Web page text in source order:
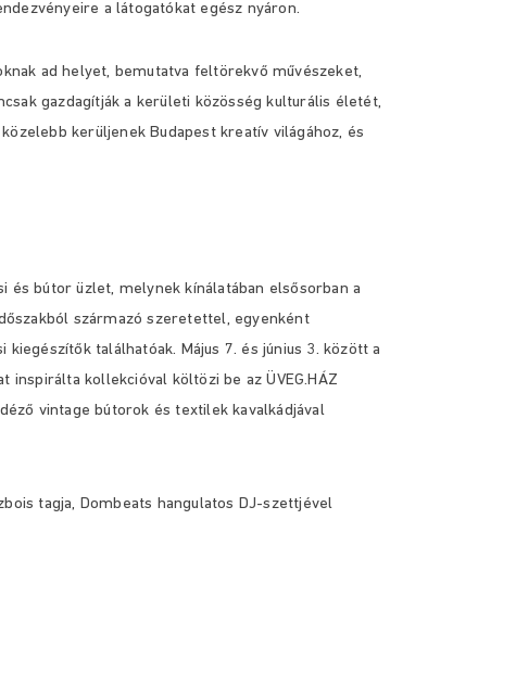
a látogatókat egész nyáron.
ad helyet, bemutatva feltörekvő művészeket,
gazdagítják a kerületi közösség kulturális életét,
kerüljenek Budapest kreatív világához, és
bútor üzlet, melynek kínálatában elsősorban a
származó szeretettel, egyenként
találhatóak. Május 7. és június 3. között a
kollekcióval költözi be az ÜVEG.HÁZ
vintage bútorok és textilek kavalkádjával
tagja, Dombeats hangulatos DJ-szettjével